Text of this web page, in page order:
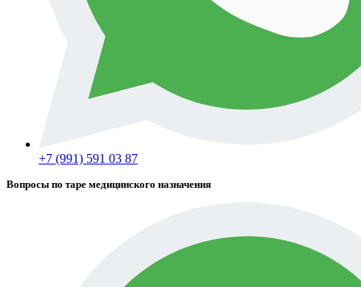
+7 (991) 591 03 87
Вопросы по таре медицинского назначения